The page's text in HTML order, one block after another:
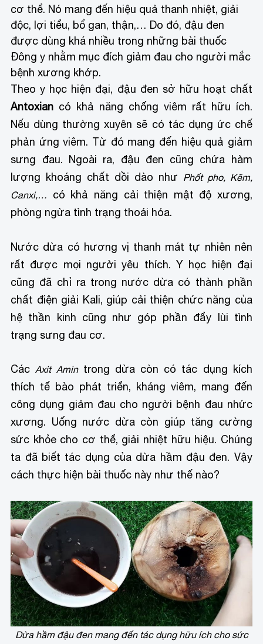
cơ thể. Nó mang đến hiệu quả thanh nhiệt, giải
độc, lợi tiểu, bổ gan, thận,… Do đó, đậu đen
được dùng khá nhiều trong những bài thuốc
Đông y nhằm mục đích giảm đau cho người mắc
bệnh xương khớp.
Theo y học hiện đại, đậu đen sở hữu hoạt chất
Antoxian có khả năng chống viêm rất hữu ích.
Nếu dùng thường xuyên sẽ có tác dụng ức chế
phản ứng viêm. Từ đó mang đến hiệu quả giảm
sưng đau. Ngoài ra, đậu đen cũng chứa hàm
lượng khoáng chất dồi dào như
Phốt pho, Kẽm,
Canxi,…
có khả năng cải thiện mật độ xương,
phòng ngừa tình trạng thoái hóa.
Nước dừa có hương vị thanh mát tự nhiên nên
rất được mọi người yêu thích. Y học hiện đại
cũng đã chỉ ra trong nước dừa có thành phần
chất điện giải Kali, giúp cải thiện chức năng của
hệ thần kinh cũng như góp phần đẩy lùi tình
trạng sưng đau cơ.
CácAxit Amintrong dừa còn có tác dụng kích
thích tế bào phát triển, kháng viêm, mang đến
công dụng giảm đau cho người bệnh đau nhức
xương. Uống nước dừa còn giúp tăng cường
sức khỏe cho cơ thể, giải nhiệt hữu hiệu. Chúng
ta đã biết tác dụng của dừa hầm đậu đen. Vậy
cách thực hiện bài thuốc này như thế nào?
Dừa hầm đậu đen mang đến tác dụng hữu ích cho sức